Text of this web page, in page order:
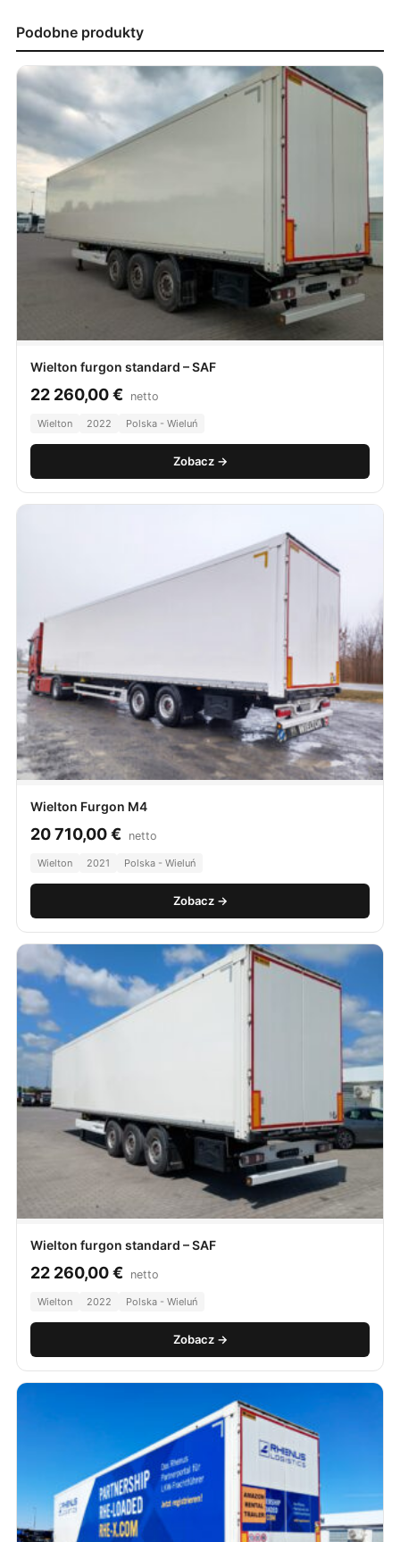
Podobne produkty
Wielton furgon standard – SAF
22 260,00€ netto
Wielton 2022 Polska - Wieluń
Zobacz →
Wielton Furgon M4
20 710,00€ netto
Wielton 2021 Polska - Wieluń
Zobacz →
Wielton furgon standard – SAF
22 260,00€ netto
Wielton 2022 Polska - Wieluń
Zobacz →